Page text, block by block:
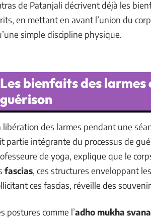
de Patanjali décrivent déjà les
en mettant en avant l’union du
simple discipline physique.
Les bienfaits des larmes
guérison
libération des larmes pendant une
partie intégrante du processus de
de yoga, explique que le
fascias, ces structures enveloppant
ces fascias, réveille des
postures comme l’adho mukha